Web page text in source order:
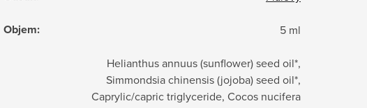
Objem: 5 ml
Helianthus annuus (sunflower) seed oil*,
Simmondsia chinensis (jojoba) seed oil*,
Caprylic/capric triglyceride, Cocos nucifera